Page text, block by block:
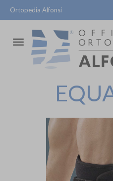
Ortopedia Alfonsi
Attiva/disattiva
navigazione